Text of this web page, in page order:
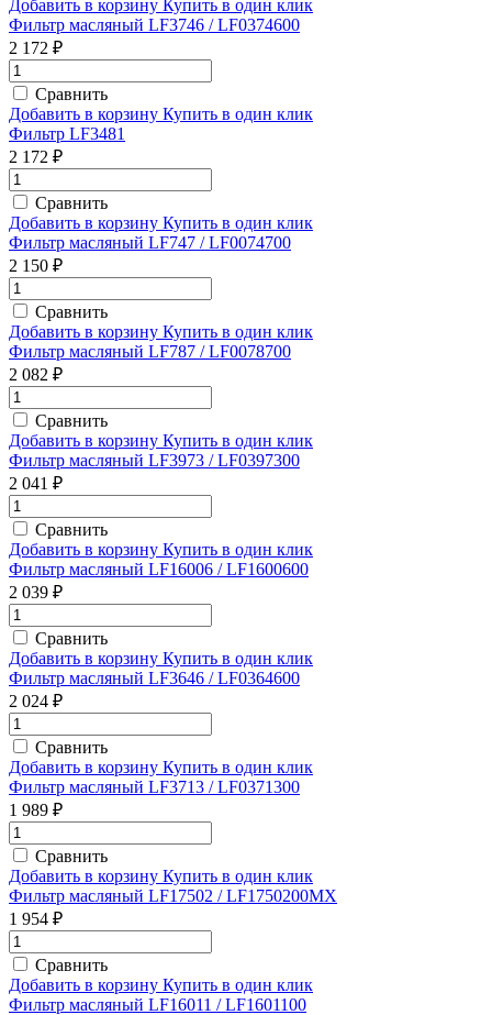
Добавить в корзину Купить в один клик
Фильтр масляный LF3746 / LF0374600
2 172 ₽
Сравнить
Добавить в корзину Купить в один клик
Фильтр LF3481
2 172 ₽
Сравнить
Добавить в корзину Купить в один клик
Фильтр масляный LF747 / LF0074700
2 150 ₽
Сравнить
Добавить в корзину Купить в один клик
Фильтр масляный LF787 / LF0078700
2 082 ₽
Сравнить
Добавить в корзину Купить в один клик
Фильтр масляный LF3973 / LF0397300
2 041 ₽
Сравнить
Добавить в корзину Купить в один клик
Фильтр масляный LF16006 / LF1600600
2 039 ₽
Сравнить
Добавить в корзину Купить в один клик
Фильтр масляный LF3646 / LF0364600
2 024 ₽
Сравнить
Добавить в корзину Купить в один клик
Фильтр масляный LF3713 / LF0371300
1 989 ₽
Сравнить
Добавить в корзину Купить в один клик
Фильтр масляный LF17502 / LF1750200MX
1 954 ₽
Сравнить
Добавить в корзину Купить в один клик
Фильтр масляный LF16011 / LF1601100